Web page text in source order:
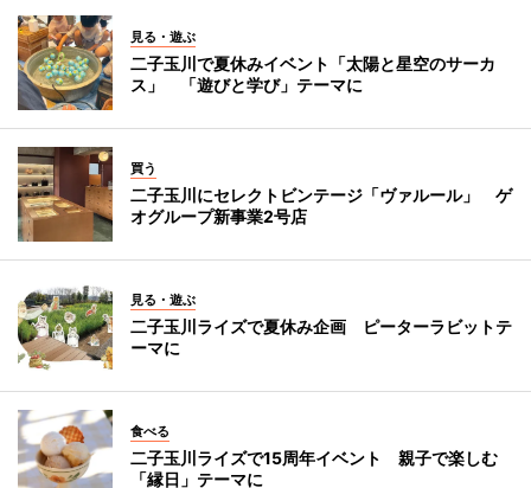
見る・遊ぶ
二子玉川で夏休みイベント「太陽と星空のサーカ
ス」 「遊びと学び」テーマに
買う
二子玉川にセレクトビンテージ「ヴァルール」 ゲ
オグループ新事業2号店
見る・遊ぶ
二子玉川ライズで夏休み企画 ピーターラビットテ
ーマに
食べる
二子玉川ライズで15周年イベント 親子で楽しむ
「縁日」テーマに